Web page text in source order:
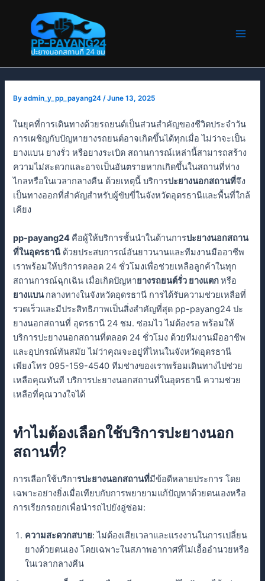
Byadmin_y_pp_payang24/June 13, 2025
ในยุคที่การเดินทางด้วยรถยนต์เป็นส่วนสำคัญของชีวิตประจำวัน
การเผชิญกับปัญหายางรถยนต์อาจเกิดขึ้นได้ทุกเมื่อ ไม่ว่าจะเป็น
ยางแบน ยางรั่ว หรือยางระเบิด สถานการณ์เหล่านี้สามารถสร้าง
ความไม่สะดวกและอาจเป็นอันตรายหากเกิดขึ้นในสถานที่ห่าง
ไกลหรือในเวลากลางคืน ด้วยเหตุนี้ บริการปะยางนอกสถานที่จึง
เป็นทางออกที่สำคัญสำหรับผู้ขับขี่ในจังหวัดอุดรธานีและพื้นที่ใกล้
เคียง
pp-payang24 คือผู้ให้บริการชั้นนำในด้านการปะยางนอกสถาน
ที่ในอุดรธานีด้วยประสบการณ์อันยาวนานและทีมงานมืออาชีพ
เราพร้อมให้บริการตลอด 24 ชั่วโมงเพื่อช่วยเหลือลูกค้าในทุก
สถานการณ์ฉุกเฉิน เมื่อเกิดปัญหายางรถยนต์รั่ว ยางแตกหรือ
ยางแบนกลางทางในจังหวัดอุดรธานี การได้รับความช่วยเหลือที่
รวดเร็วและมีประสิทธิภาพเป็นสิ่งสำคัญที่สุด pp-payang24 ปะ
ยางนอกสถานที่ อุดรธานี 24 ชม. ซ่อมไว ไม่ต้องรอ พร้อมให้
บริการปะยางนอกสถานที่ตลอด 24 ชั่วโมง ด้วยทีมงานมืออาชีพ
และอุปกรณ์ทันสมัย ไม่ว่าคุณจะอยู่ที่ไหนในจังหวัดอุดรธานี
เพียงโทร 095-159-4540 ทีมช่างของเราพร้อมเดินทางไปช่วย
เหลือคุณทันที บริการปะยางนอกสถานที่ในอุดรธานี ความช่วย
เหลือที่คุณวางใจได้
ทำไมต้องเลือกใช้บริการปะยางนอก
สถานที่?
การเลือกใช้บริการปะยางนอกสถานที่มีข้อดีหลายประการ โดย
เฉพาะอย่างยิ่งเมื่อเทียบกับการพยายามแก้ปัญหาด้วยตนเองหรือ
การเรียกรถยกเพื่อนำรถไปยังอู่ซ่อม:
ความสะดวกสบาย: ไม่ต้องเสียเวลาและแรงงานในการเปลี่ยน
ยางด้วยตนเอง โดยเฉพาะในสภาพอากาศที่ไม่เอื้ออำนวยหรือ
ในเวลากลางคืน
navigation